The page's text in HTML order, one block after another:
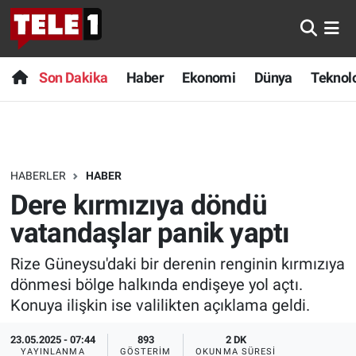
Son Dakika Haber Ekonomi Dünya
HABERLER HABER
Dere kırmızıya döndü
vatandaşlar panik yaptı
Rize Güneysu'daki bir derenin renginin kırmızıya
dönmesi bölge halkında endişeye yol açtı.
Konuya ilişkin ise valilikten açıklama geldi.
23.05.2025 - 07:44
YAYINLANMA
893
GÖSTERIM
2 DK
OKUNMA SÜRESI
Anında Manşet
Başka Sohbetler
Bilim turu
Bilim ve Teknoloji Evreni
Doğa Konuşuyor
Dünya
Ege Saati
Son Dakika
Haber
Dünya
Teknoloji
Sağlık
Spor
Yayın Akışı
Nöbetçi Eczaneler
Hava Durumu
Trafik Durumu
Süper Lig Puan Durumu ve Fikstür
Tüm Manşetler
Son Dakika Haberleri
Haber Arşivi